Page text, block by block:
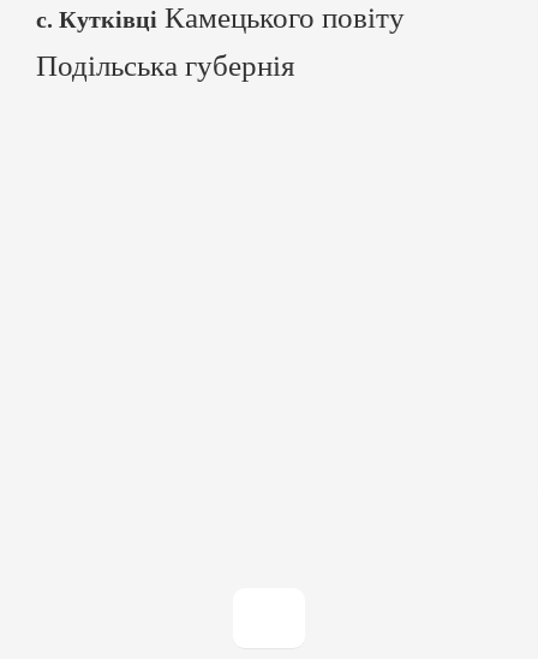
с. Кутківці Камецького повіту
Подільська губернія